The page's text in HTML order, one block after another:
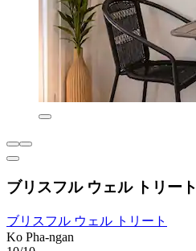
ブリスフル ウェル トリート
ブリスフル ウェル トリート
Ko Pha-ngan